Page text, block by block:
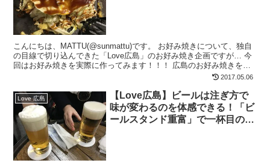
こんにちは、MATTU(@sunmattu)です。 お好み焼きについて、独自
の目線で切り込んできた「Love広島」のお好み焼き企画ですが… 今
回はお好み焼きを実際に作ってみます！！！ 広島のお好み焼きを知
2017.05.06
Love 広島
【Love広島】ビールは注ぎ方で
味が変わるのを体感できる！「ビ
ールスタンド重富」で一杯目のビ